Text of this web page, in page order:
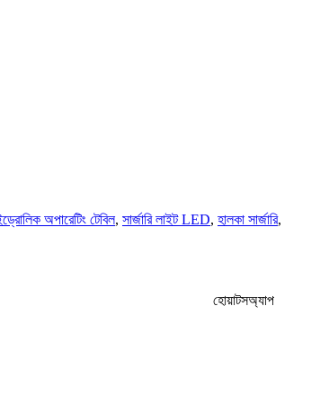
অপারেটিং টেবিল, সার্জারি লাইট LED, হালকা সার্জারি,
হোয়াটসঅ্যাপ